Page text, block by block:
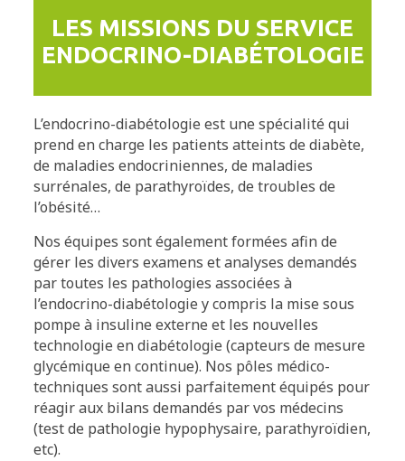
LES MISSIONS DU SERVICE
ENDOCRINO-DIABÉTOLOGIE
L’endocrino-diabétologie est une spécialité qui
prend en charge les patients atteints de diabète,
de maladies endocriniennes, de maladies
surrénales, de parathyroïdes, de troubles de
l’obésité…
Nos équipes sont également formées afin de
gérer les divers examens et analyses demandés
par toutes les pathologies associées à
l’endocrino-diabétologie y compris la mise sous
pompe à insuline externe et les nouvelles
technologie en diabétologie (capteurs de mesure
glycémique en continue). Nos pôles médico-
techniques sont aussi parfaitement équipés pour
réagir aux bilans demandés par vos médecins
(test de pathologie hypophysaire, parathyroïdien,
etc).